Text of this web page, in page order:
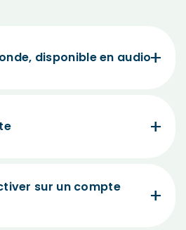
disponible en audio
sur un compte